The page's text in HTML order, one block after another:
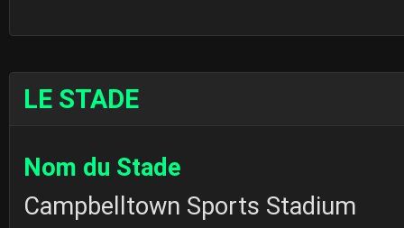
LE STADE
Nom du Stade
Campbelltown Sports Stadium